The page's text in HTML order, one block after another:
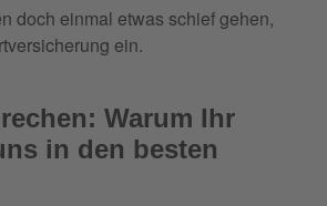
doch einmal etwas schief gehen,
ein.
Warum Ihr
in den besten